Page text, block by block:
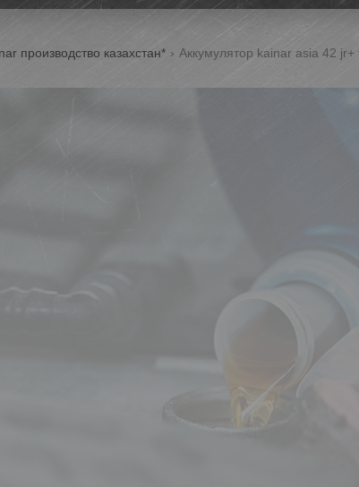
производство казахстан* Аккумулятор kainar asia 42